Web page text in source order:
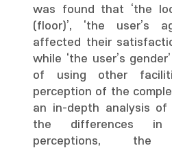
was found that ‘the
(floor)’, ‘the user’s
affected their
while ‘the user’s
of using other
perception of the
an in-depth analysis
the differences in
perceptions, the